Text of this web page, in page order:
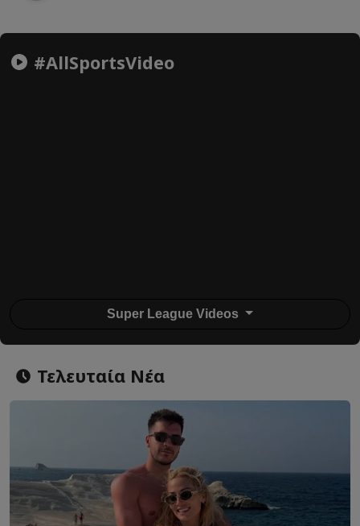
#AllSportsVideo
Super League Videos
Τελευταία Νέα